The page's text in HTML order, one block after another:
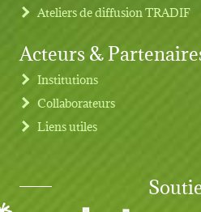
Ateliers de diffusion TRADIF
Acteurs &
Institutions
Collaborateurs
Liens utiles